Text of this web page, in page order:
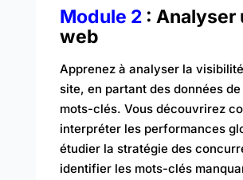
Module 2: Analyser
web
Apprenez à analyser la visibilité
site, en partant des données
mots-clés. Vous découvrirez
interpréter les performances
étudier la stratégie des
identifier les mots-clés